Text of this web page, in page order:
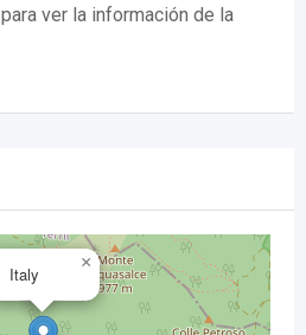
para ver la información de la
Italy
×